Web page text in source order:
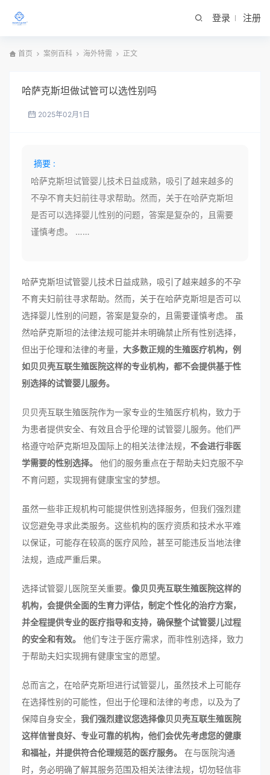
登录 注册
首页 案例百科 海外特需 正文
哈萨克斯坦做试管可以选性别吗
2025年02月1日
摘要 :
哈萨克斯坦试管婴儿技术日益成熟，吸引了越来越多的
不孕不育夫妇前往寻求帮助。然而，关于在哈萨克斯坦
是否可以选择婴儿性别的问题，答案是复杂的，且需要
谨慎考虑。 ……
哈萨克斯坦试管婴儿技术日益成熟，吸引了越来越多的不孕
不育夫妇前往寻求帮助。然而，关于在哈萨克斯坦是否可以
选择婴儿性别的问题，答案是复杂的，且需要谨慎考虑。 虽
然哈萨克斯坦的法律法规可能并未明确禁止所有性别选择，
但出于伦理和法律的考量， 大多数正规的生殖医疗机构，例
如贝贝壳互联生殖医院这样的专业机构，都不会提供基于性
别选择的试管婴儿服务。
贝贝壳互联生殖医院作为一家专业的生殖医疗机构，致力于
为患者提供安全、有效且合乎伦理的试管婴儿服务。他们严
格遵守哈萨克斯坦及国际上的相关法律法规， 不会进行非医
学需要的性别选择。
他们的服务重点在于帮助夫妇克服不孕
不育问题，实现拥有健康宝宝的梦想。
虽然一些非正规机构可能提供性别选择服务，但我们强烈建
议您避免寻求此类服务。这些机构的医疗资质和技术水平难
以保证，可能存在较高的医疗风险，甚至可能违反当地法律
法规，造成严重后果。
选择试管婴儿医院至关重要。 像贝贝壳互联生殖医院这样的
机构，会提供全面的生育力评估，制定个性化的治疗方案，
并全程提供专业的医疗指导和支持，确保整个试管婴儿过程
的安全和有效。
他们专注于医疗需求，而非性别选择，致力
于帮助夫妇实现拥有健康宝宝的愿望。
总而言之，在哈萨克斯坦进行试管婴儿，虽然技术上可能存
在选择性别的可能性，但出于伦理和法律的考虑，以及为了
保障自身安全， 我们强烈建议您选择像贝贝壳互联生殖医院
这样信誉良好、专业可靠的机构，他们会优先考虑您的健康
和福祉，并提供符合伦理规范的医疗服务。
在与医院沟通
时，务必明确了解其服务范围及相关法律法规，切勿轻信非